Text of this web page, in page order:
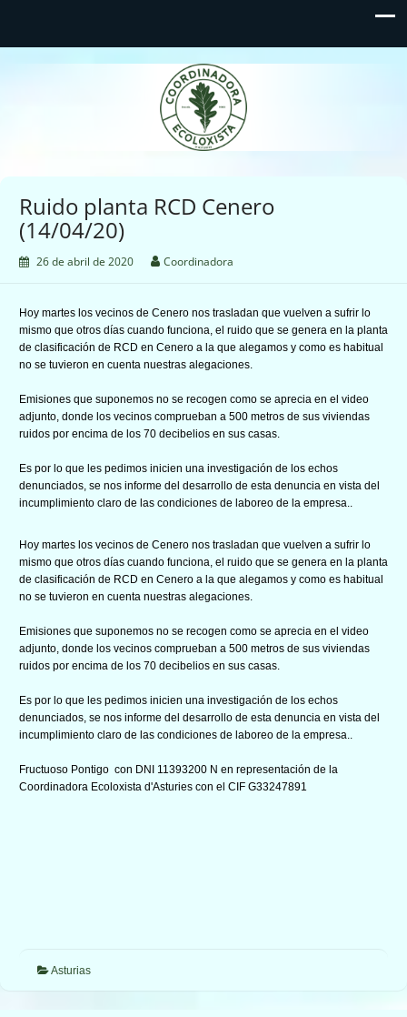
Coordinadora Ecoloxista
d'Asturies
Ruido planta RCD Cenero
(14/04/20)
26 de abril de 2020 Coordinadora
Hoy martes los vecinos de Cenero nos trasladan que vuelven a sufrir lo
mismo que otros días cuando funciona, el ruido que se genera en la planta
de clasificación de RCD en Cenero a la que alegamos y como es habitual
no se tuvieron en cuenta nuestras alegaciones.
Emisiones que suponemos no se recogen como se aprecia en el video
adjunto, donde los vecinos comprueban a 500 metros de sus viviendas
ruidos por encima de los 70 decibelios en sus casas.
Es por lo que les pedimos inicien una investigación de los echos
denunciados, se nos informe del desarrollo de esta denuncia en vista del
incumplimiento claro de las condiciones de laboreo de la empresa..
Hoy martes los vecinos de Cenero nos trasladan que vuelven a sufrir lo
mismo que otros días cuando funciona, el ruido que se genera en la planta
de clasificación de RCD en Cenero a la que alegamos y como es habitual
no se tuvieron en cuenta nuestras alegaciones.
Emisiones que suponemos no se recogen como se aprecia en el video
adjunto, donde los vecinos comprueban a 500 metros de sus viviendas
ruidos por encima de los 70 decibelios en sus casas.
Es por lo que les pedimos inicien una investigación de los echos
denunciados, se nos informe del desarrollo de esta denuncia en vista del
incumplimiento claro de las condiciones de laboreo de la empresa..
Fructuoso Pontigo con DNI 11393200 N en representación de la
Coordinadora Ecoloxista d'Asturies con el CIF G33247891
Asturias